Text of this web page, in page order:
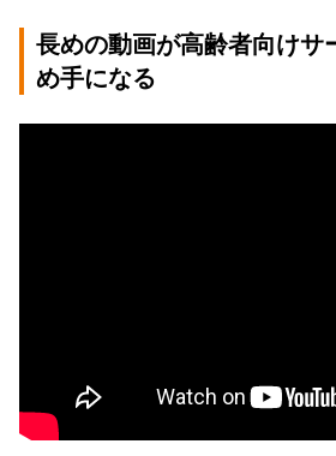
長めの動画が高齢者向けサ
め手になる